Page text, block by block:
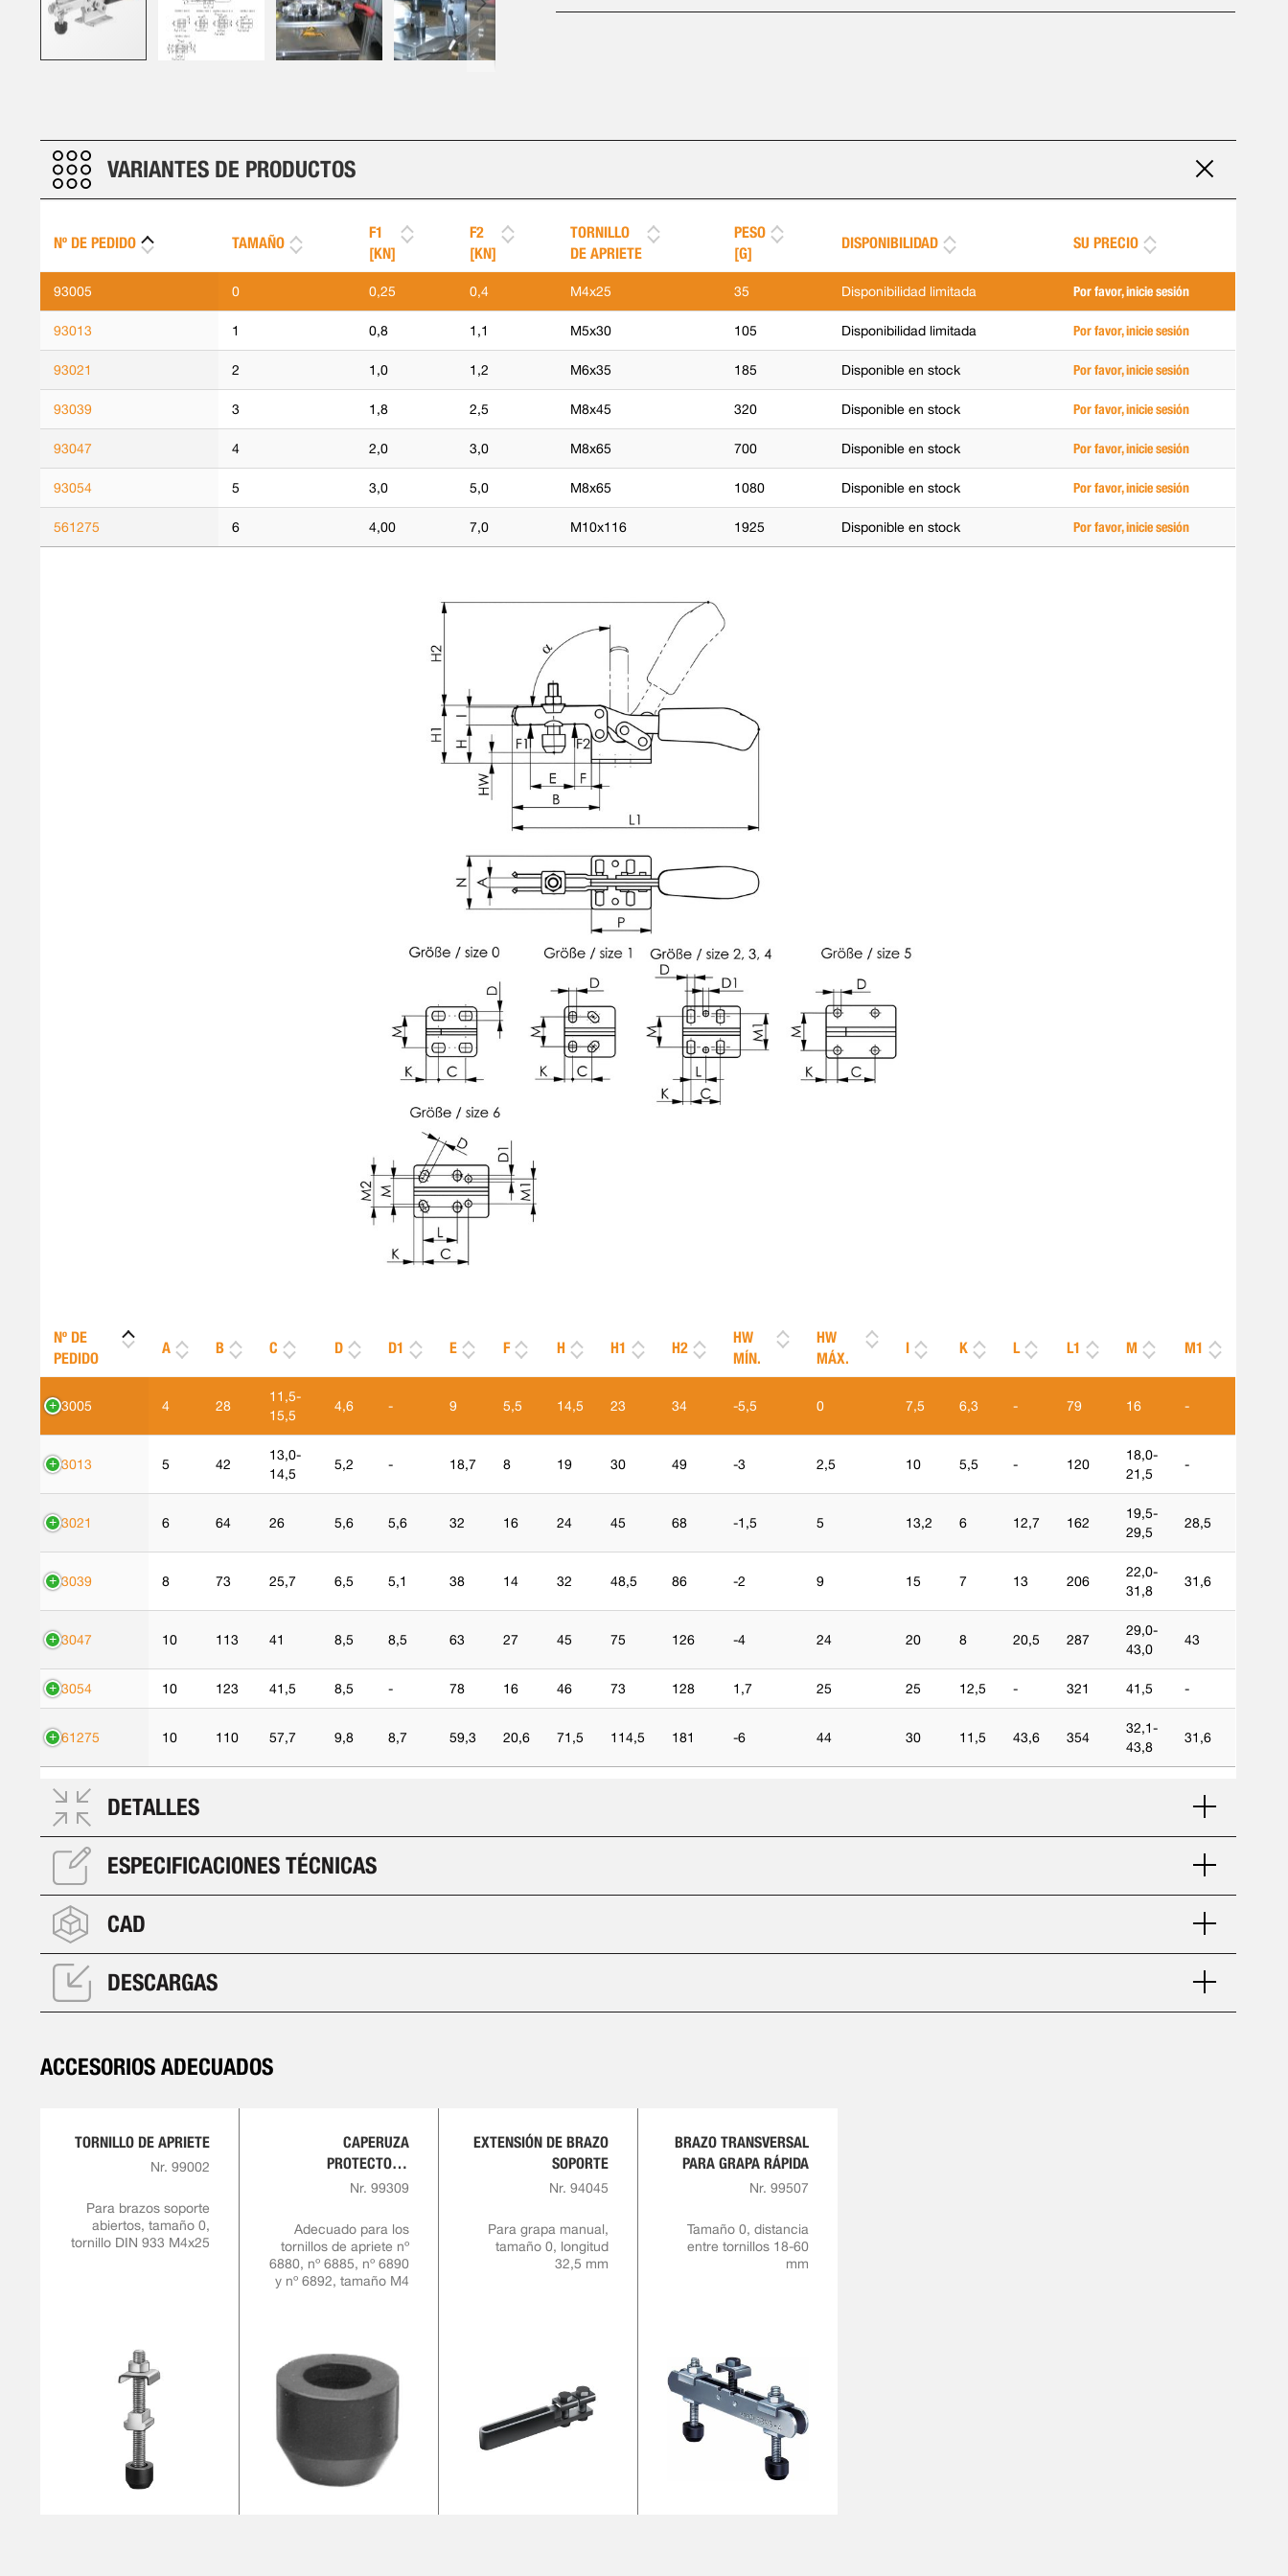
de
galería
VARIANTES DE PRODUCTOS
Nº DE PEDIDO TAMAÑO
F1
[KN]
F2
[KN]
TORNILLO
DE APRIETE
PESO
[G]
DISPONIBILIDAD SU PRECIO
93005 0 0,25 0,4 M4x25 35 Disponibilidad limitada Por favor, inicie sesión
93013 1 0,8 1,1 M5x30 105 Disponibilidad limitada Por favor, inicie sesión
93021 2 1,0 1,2 M6x35 185 Disponible en stock Por favor, inicie sesión
93039 3 1,8 2,5 M8x45 320 Disponible en stock Por favor, inicie sesión
93047 4 2,0 3,0 M8x65 700 Disponible en stock Por favor, inicie sesión
93054 5 3,0 5,0 M8x65 1080 Disponible en stock Por favor, inicie sesión
561275 6 4,00 7,0 M10x116 1925 Disponible en stock Por favor, inicie sesión
Nº DE
PEDIDO
A B C D D1 E F H H1 H2
HW
MÍN.
HW
MÁX.
I K L L1 M M1
93005 4 28
11,5-
15,5
4,6 - 9 5,5 14,5 23 34 -5,5 0 7,5 6,3 - 79 16 -
93013 5 42
13,0-
14,5
5,2 - 18,7 8 19 30 49 -3 2,5 10 5,5 - 120
18,0-
21,5
-
93021 6 64 26 5,6 5,6 32 16 24 45 68 -1,5 5 13,2 6 12,7 162
19,5-
29,5
28,5
93039 8 73 25,7 6,5 5,1 38 14 32 48,5 86 -2 9 15 7 13 206
22,0-
31,8
31,6
93047 10 113 41 8,5 8,5 63 27 45 75 126 -4 24 20 8 20,5 287
29,0-
43,0
43
93054 10 123 41,5 8,5 - 78 16 46 73 128 1,7 25 25 12,5 - 321 41,5 -
561275 10 110 57,7 9,8 8,7 59,3 20,6 71,5 114,5 181 -6 44 30 11,5 43,6 354
32,1-
43,8
31,6
DETALLES
ESPECIFICACIONES TÉCNICAS
CAD
DESCARGAS
ACCESORIOS ADECUADOS
TORNILLO DE APRIETE
Nr. 99002
Para brazos soporte
abiertos, tamaño 0,
tornillo DIN 933 M4x25
CAPERUZA
PROTECTORA
FABRICADA DE GOMA
ACEITE
Nr. 99309
Adecuado para los
tornillos de apriete nº
6880, nº 6885, nº 6890
y nº 6892, tamaño M4
EXTENSIÓN DE BRAZO
SOPORTE
Nr. 94045
Para grapa manual,
tamaño 0, longitud
32,5 mm
BRAZO TRANSVERSAL
PARA GRAPA RÁPIDA
Nr. 99507
Tamaño 0, distancia
entre tornillos 18-60
mm